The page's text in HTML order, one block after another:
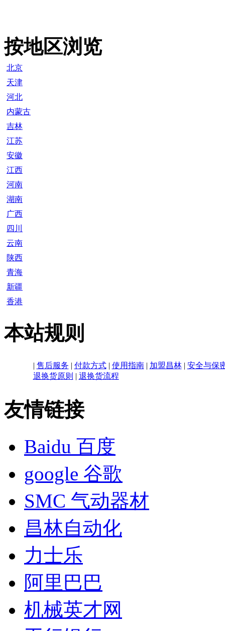
按地区浏览
北京
天津
河北
内蒙古
吉林
江苏
安徽
江西
河南
湖南
广西
四川
云南
陕西
青海
新疆
香港
本站规则
| 售后服务 | 付款方式| 使用指南| 加盟昌林| 安全与保
退换货原则 | 退换货流程
友情链接
Baidu 百度
google 谷歌
SMC 气动器材
昌林自动化
力士乐
阿里巴巴
机械英才网